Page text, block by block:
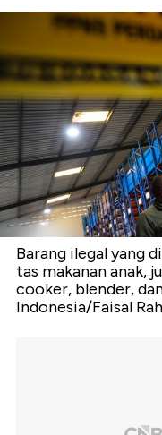
Barang ilegal yang
tas makanan anak,
cooker, blender,
Indonesia/Faisal